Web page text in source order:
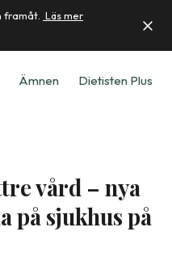
framåt. Läs mer
Ämnen Dietisten Plus
vård – nya
på sjukhus på